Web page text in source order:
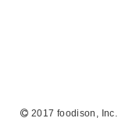
2017 foodison, Inc.